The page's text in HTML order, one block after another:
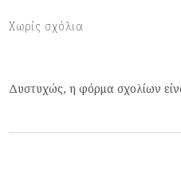
Χωρίς σχόλια
Δυστυχώς, η φόρμα σχολίων